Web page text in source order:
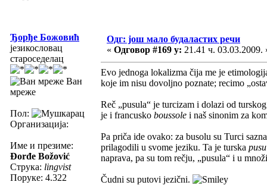
Ђорђе Божовић
језикословац
староседелац
Ван
мреже
Пол:
Организација:
Име и презиме:
Đorđe Božović
Струка: lingvist
Поруке: 4.322
Одг: још мало будаластих речи
« Одговор #169 у: 21.41 ч. 03.03.2009.
Evo jednoga lokalizma čija me je
koje im nisu dovoljno poznate; recimo
Reč „pusula“ je turcizam i dolazi od
je i francusko boussole i naš sinonim za
Pa priča ide ovako: za busolu su Turci
prilagodili u svome jeziku. Ta je turska
naprava, pa su tom rečju, „pusula“ i u
Čudni su putovi jezični.